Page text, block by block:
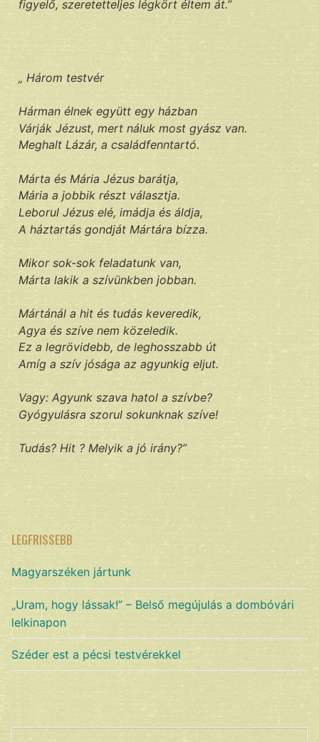
figyelő, szeretetteljes légkört éltem át.”
„ Három testvér
Hárman élnek együtt egy házban
Várják Jézust, mert náluk most gyász van.
Meghalt Lázár, a családfenntartó.
Márta és Mária Jézus barátja,
Mária a jobbik részt választja.
Leborul Jézus elé, imádja és áldja,
A háztartás gondját Mártára bízza.
Mikor sok-sok feladatunk van,
Márta lakik a szívünkben jobban.
Mártánál a hit és tudás keveredik,
Agya és szíve nem közeledik.
Ez a legrövidebb, de leghosszabb út
Amíg a szív jósága az agyunkig eljut.
Vagy: Agyunk szava hatol a szívbe?
Gyógyulásra szorul sokunknak szíve!
Tudás? Hit ? Melyik a jó irány?”
LEGFRISSEBB
Magyarszéken jártunk
„Uram, hogy lássak!” – Belső megújulás a dombóvári
lelkinapon
Széder est a pécsi testvérekkel